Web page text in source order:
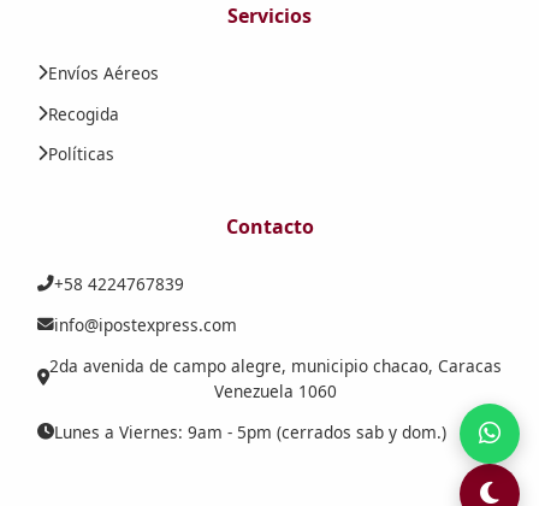
Servicios
Envíos Aéreos
Recogida
Políticas
Contacto
+58 4224767839
info@ipostexpress.com
2da avenida de campo alegre, municipio chacao, Caracas
Venezuela 1060
Lunes a Viernes: 9am - 5pm (cerrados sab y dom.)